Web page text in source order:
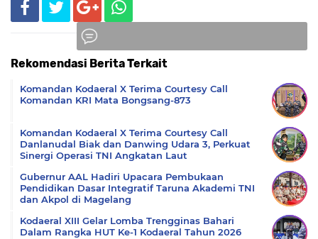
Rekomendasi Berita Terkait
Komandan Kodaeral X Terima Courtesy Call
Komandan KRI Mata Bongsang-873
Komandan Kodaeral X Terima Courtesy Call
Danlanudal Biak dan Danwing Udara 3, Perkuat
Sinergi Operasi TNI Angkatan Laut
Gubernur AAL Hadiri Upacara Pembukaan
Pendidikan Dasar Integratif Taruna Akademi TNI
dan Akpol di Magelang
Kodaeral XIII Gelar Lomba Trengginas Bahari
Dalam Rangka HUT Ke-1 Kodaeral Tahun 2026